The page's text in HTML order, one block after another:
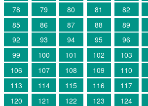
78
79 80 81 82
85
86 87 88 89
92
93 94 95 96
99
100 101 102 103
106
107 108 109 110
113
114 115 116 117
120
121 122 123 124